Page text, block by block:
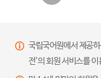
국립국어원에서 제공
전’의 회원 서비스를